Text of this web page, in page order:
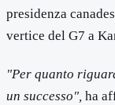
presidenza
vertice del G7 a
"Per quanto
un successo", ha